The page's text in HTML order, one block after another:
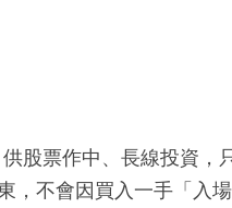
股票作中、長線投資，
，不會因買入一手「入